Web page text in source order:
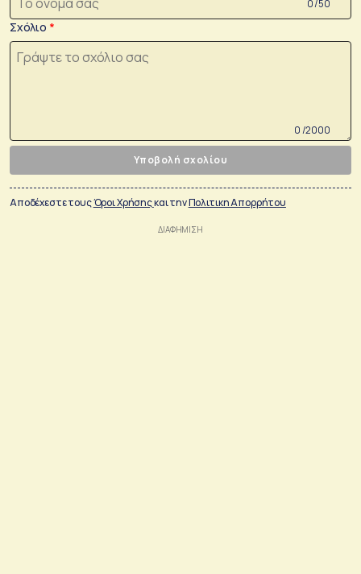
0 /50
Σχόλιο
0 /2000
Υποβολή σχολίου
Αποδέχεστε τουςΌροι Χρήσηςκαι τηνΠολιτικη Απορρήτου